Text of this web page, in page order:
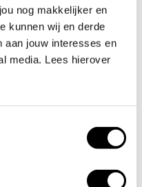
nog makkelijker en
kunnen wij en derde
aan jouw interesses en
media. Lees hierover
voor hun laadinfra, zodat